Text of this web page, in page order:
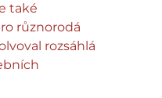
také
různorodá
rozsáhlá